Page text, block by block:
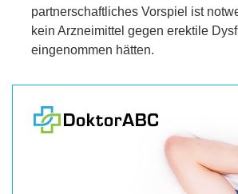
partnerschaftliches Vorspiel ist
kein Arzneimittel gegen erektile
eingenommen hätten.